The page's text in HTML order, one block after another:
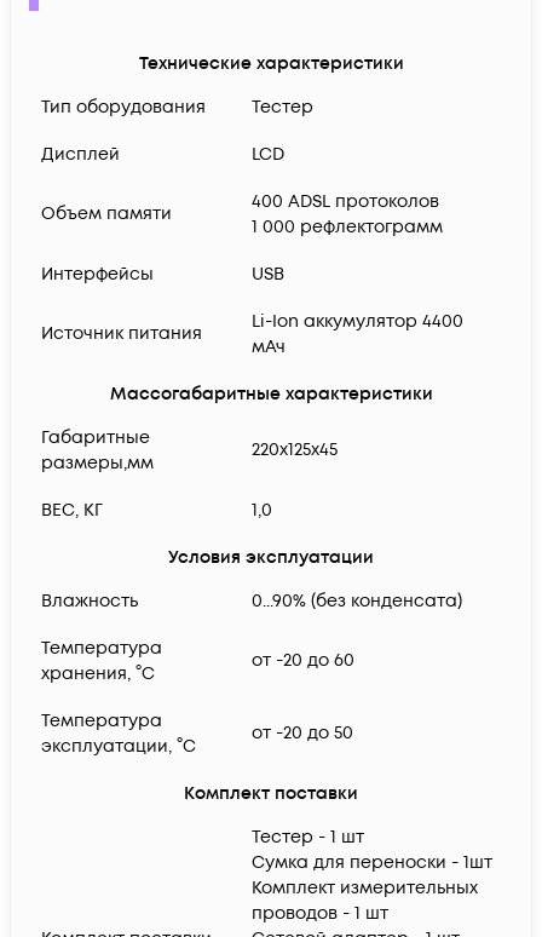
Технические характеристики
Тип оборудования
Тестер
Дисплей LCD
Объем памяти
400 ADSL протоколов
1 000 рефлектограмм
Интерфейсы USB
Источник питания
Li-Ion аккумулятор 4400
мАч
Массогабаритные характеристики
Габаритные
размеры,мм
220х125х45
ВЕС, КГ 1,0
Условия эксплуатации
Влажность
0...90% (без конденсата)
Температура
хранения, °C
от -20 до 60
Температура
эксплуатации, °C
от -20 до 50
Комплект поставки
Тестер - 1 шт
Сумка для переноски - 1шт
Комплект измерительных
проводов - 1 шт